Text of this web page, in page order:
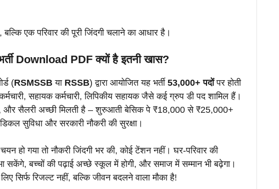
एक परिवार की पूरी जिंदगी चलाने का आधार है।
Download PDF क्यों है इतनी खास?
(RSMSSBया RSSB) द्वारा आयोजित यह भर्ती 53,000+ पदोंपर होती
सहायक कर्मचारी, लिपिकीय सहायक जैसे कई ग्रुप डी पद शामिल हैं।
सैलरी अच्छी मिलती है – शुरुआती बेसिक पे ₹18,000 से ₹25,000+
सुविधा और सरकारी नौकरी की सुरक्षा।
हो गया तो नौकरी जिंदगी भर की, कोई टेंशन नहीं। घर-परिवार की
सकेंगे, बच्चों की पढ़ाई अच्छे स्कूल में होगी, और समाज में सम्मान भी बढ़ेगा।
सिर्फ रिजल्ट नहीं, बल्कि जीवन बदलने वाला मौका है!